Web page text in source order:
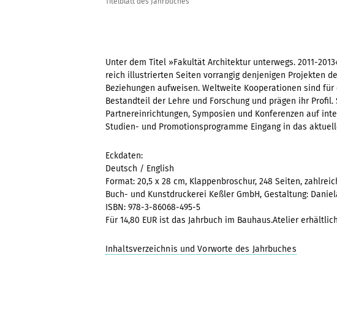
Unter dem Titel »Fakultät Architektur unterwegs. 2011-
reich illustrierten Seiten vorrangig denjenigen Projekten
Beziehungen aufweisen. Weltweite Kooperationen sind
Bestandteil der Lehre und Forschung und prägen ihr
Partnereinrichtungen, Symposien und Konferenzen auf
Studien- und Promotionsprogramme Eingang in das
Eckdaten:
Deutsch / English
Format: 20,5 x 28 cm, Klappenbroschur, 248 Seiten,
Buch- und Kunstdruckerei Keßler GmbH, Gestaltung:
ISBN: 978-3-86068-495-5
Für 14,80 EUR ist das Jahrbuch im Bauhaus.Atelier
Inhaltsverzeichnis und Vorworte des Jahrbuches